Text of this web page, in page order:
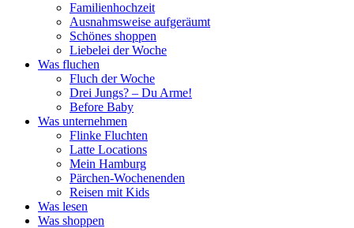
Familienhochzeit
Ausnahmsweise aufgeräumt
Schönes shoppen
Liebelei der Woche
Was fluchen
Fluch der Woche
Drei Jungs? – Du Arme!
Before Baby
Was unternehmen
Flinke Fluchten
Latte Locations
Mein Hamburg
Pärchen-Wochenenden
Reisen mit Kids
Was lesen
Was shoppen